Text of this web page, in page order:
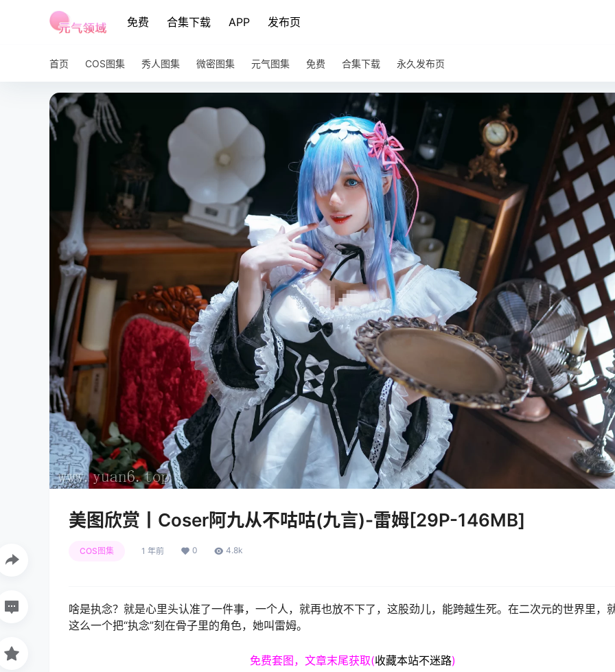
免费 合集下载 APP 发布页
首页 COS图集 秀人图集 微密图集 元气图集 免费 合集下载 永久发布页
美图欣赏丨Coser阿九从不咕咕(九言)-雷姆[29P-146MB]
COS图集 1 年前 0 4.8k
啥是执念？就是心里头认准了一件事，一个人，就再也放不下了，这股劲儿，能跨越生死。在二次元的世界里，
这么一个把“执念”刻在骨子里的角色，她叫雷姆。
免费套图，文章末尾获取(收藏本站不迷路)